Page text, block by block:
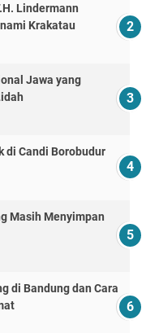
Lindermann
Krakatau
Jawa yang
di Candi Borobudur
Masih Menyimpan
di Bandung dan Cara